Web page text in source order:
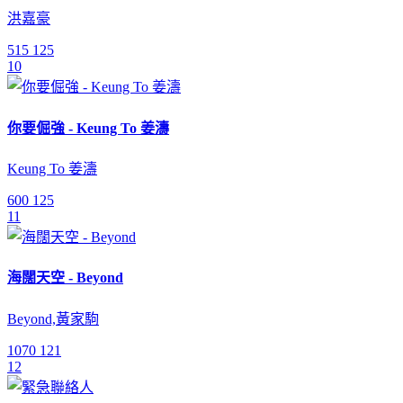
洪嘉豪
515 125
10
你要倔強 - Keung To 姜濤
Keung To 姜濤
600 125
11
海闊天空 - Beyond
Beyond,黃家駒
1070 121
12